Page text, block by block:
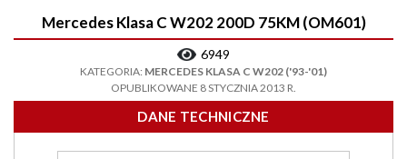
Mercedes Klasa C W202 200D 75KM (OM601)
6949
KATEGORIA: MERCEDES KLASA C W202 ('93-'01)
OPUBLIKOWANE 8 STYCZNIA 2013 R.
DANE TECHNICZNE